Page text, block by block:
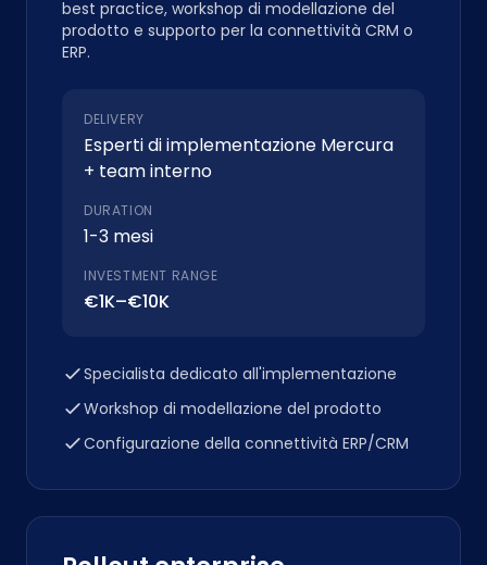
best practice, workshop di modellazione del
prodotto e supporto per la connettività CRM o
ERP.
DELIVERY
Esperti di implementazione Mercura
+ team interno
DURATION
1-3 mesi
INVESTMENT RANGE
€1K–€10K
Specialista dedicato all'implementazione
Workshop di modellazione del prodotto
Configurazione della connettività ERP/CRM